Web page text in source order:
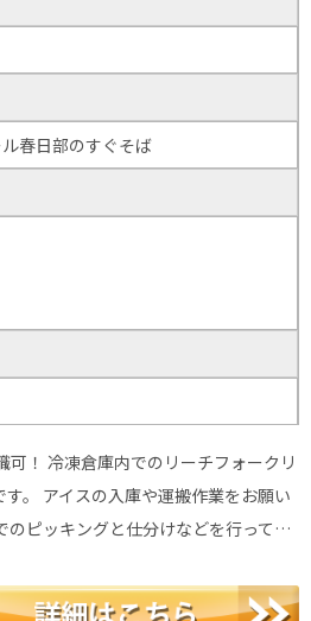
春日部のすぐそば
！ 冷凍倉庫内でのリーチフォークリ
。 アイスの入庫や運搬作業をお願い
のピッキングと仕分けなどを行って…